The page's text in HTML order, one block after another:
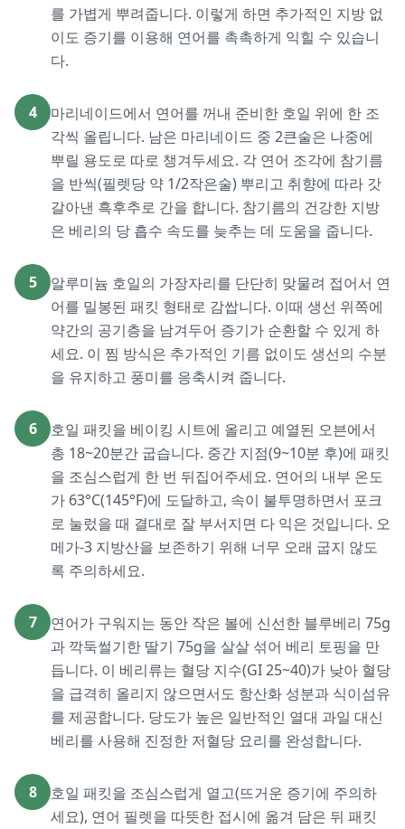
를 가볍게 뿌려줍니다. 이렇게 하면 추가적인 지방 없
이도 증기를 이용해 연어를 촉촉하게 익힐 수 있습니
다.
4
마리네이드에서 연어를 꺼내 준비한 호일 위에 한 조
각씩 올립니다. 남은 마리네이드 중 2큰술은 나중에
뿌릴 용도로 따로 챙겨두세요. 각 연어 조각에 참기름
을 반씩(필렛당 약 1/2작은술) 뿌리고 취향에 따라 갓
갈아낸 흑후추로 간을 합니다. 참기름의 건강한 지방
은 베리의 당 흡수 속도를 늦추는 데 도움을 줍니다.
5
알루미늄 호일의 가장자리를 단단히 맞물려 접어서 연
어를 밀봉된 패킷 형태로 감쌉니다. 이때 생선 위쪽에
약간의 공기층을 남겨두어 증기가 순환할 수 있게 하
세요. 이 찜 방식은 추가적인 기름 없이도 생선의 수분
을 유지하고 풍미를 응축시켜 줍니다.
6
호일 패킷을 베이킹 시트에 올리고 예열된 오븐에서
총 18~20분간 굽습니다. 중간 지점(9~10분 후)에 패킷
을 조심스럽게 한 번 뒤집어주세요. 연어의 내부 온도
가 63°C(145°F)에 도달하고, 속이 불투명하면서 포크
로 눌렀을 때 결대로 잘 부서지면 다 익은 것입니다. 오
메가-3 지방산을 보존하기 위해 너무 오래 굽지 않도
록 주의하세요.
7
연어가 구워지는 동안 작은 볼에 신선한 블루베리 75g
과 깍둑썰기한 딸기 75g을 살살 섞어 베리 토핑을 만
듭니다. 이 베리류는 혈당 지수(GI 25~40)가 낮아 혈당
을 급격히 올리지 않으면서도 항산화 성분과 식이섬유
를 제공합니다. 당도가 높은 일반적인 열대 과일 대신
베리를 사용해 진정한 저혈당 요리를 완성합니다.
8
호일 패킷을 조심스럽게 열고(뜨거운 증기에 주의하
세요), 연어 필렛을 따뜻한 접시에 옮겨 담은 뒤 패킷